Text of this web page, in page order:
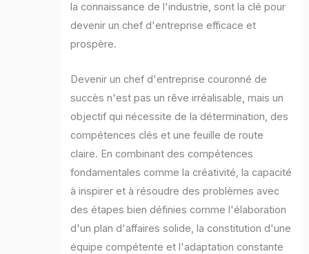
la connaissance de l'industrie, sont la clé pour
devenir un chef d'entreprise efficace et
prospère.
Devenir un chef d'entreprise couronné de
succès n'est pas un rêve irréalisable, mais un
objectif qui nécessite de la détermination, des
compétences clés et une feuille de route
claire. En combinant des compétences
fondamentales comme la créativité, la capacité
à inspirer et à résoudre des problèmes avec
des étapes bien définies comme l'élaboration
d'un plan d'affaires solide, la constitution d'une
équipe compétente et l'adaptation constante